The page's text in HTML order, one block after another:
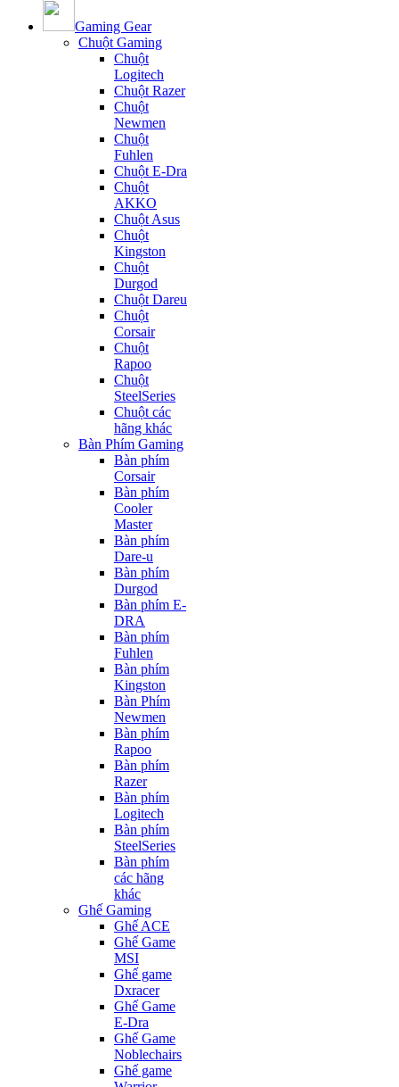
Gaming Gear
Chuột Gaming
Chuột
Logitech
Chuột Razer
Chuột
Newmen
Chuột
Fuhlen
Chuột E-Dra
Chuột
AKKO
Chuột Asus
Chuột
Kingston
Chuột
Durgod
Chuột Dareu
Chuột
Corsair
Chuột
Rapoo
Chuột
SteelSeries
Chuột các
hãng khác
Bàn Phím Gaming
Bàn phím
Corsair
Bàn phím
Cooler
Master
Bàn phím
Dare-u
Bàn phím
Durgod
Bàn phím E-
DRA
Bàn phím
Fuhlen
Bàn phím
Kingston
Bàn Phím
Newmen
Bàn phím
Rapoo
Bàn phím
Razer
Bàn phím
Logitech
Bàn phím
SteelSeries
Bàn phím
các hãng
khác
Ghế Gaming
Ghế ACE
Ghế Game
MSI
Ghế game
Dxracer
Ghế Game
E-Dra
Ghế Game
Noblechairs
Ghế game